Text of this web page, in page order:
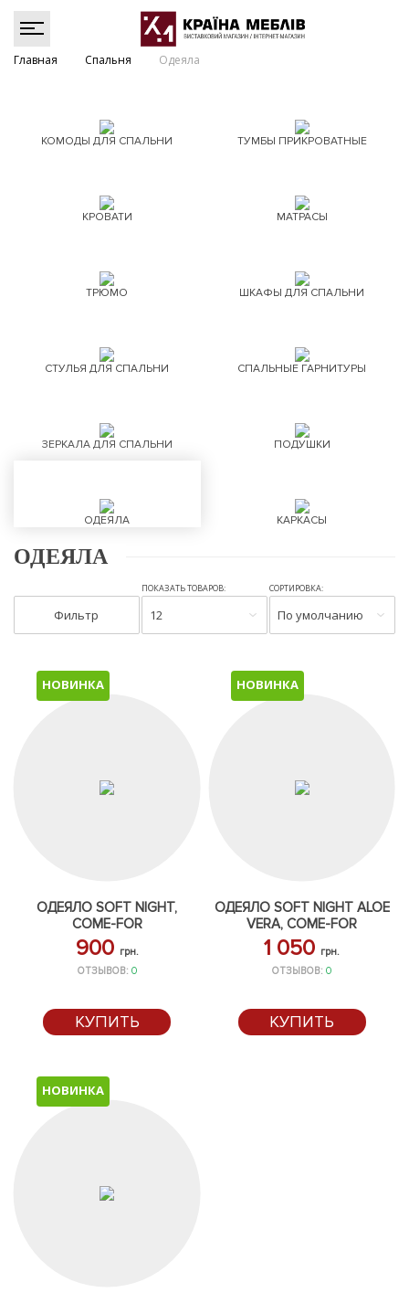
Главная Спальня Одеяла
КОМОДЫ ДЛЯ СПАЛЬНИ ТУМБЫ ПРИКРОВАТНЫЕ
КРОВАТИ МАТРАСЫ
ТРЮМО ШКАФЫ ДЛЯ СПАЛЬНИ
СТУЛЬЯ ДЛЯ СПАЛЬНИ СПАЛЬНЫЕ ГАРНИТУРЫ
ЗЕРКАЛА ДЛЯ СПАЛЬНИ ПОДУШКИ
ОДЕЯЛА КАРКАСЫ
ОДЕЯЛА
Фильтр
ПОКАЗАТЬ ТОВАРОВ:
12
СОРТИРОВКА:
По умолчанию
НОВИНКА
ОДЕЯЛО SOFT NIGHT,
COME-FOR
900 грн.
ОТЗЫВОВ: 0
КУПИТЬ
НОВИНКА
ОДЕЯЛО SOFT NIGHT ALOE
VERA, COME-FOR
1 050 грн.
ОТЗЫВОВ:0
КУПИТЬ
НОВИНКА